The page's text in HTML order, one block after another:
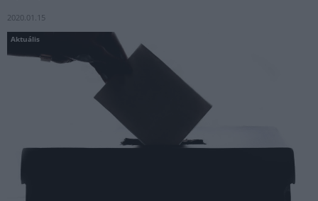
2020.01.15
Aktuális